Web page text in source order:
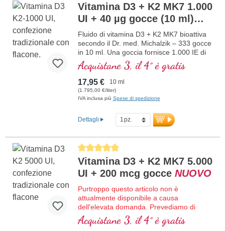
controllata attiva da 25 anni, vegetariano,
senza additivi e testato in laboratorio.
Sviluppato da medici.
maggiori informazioni su Vitamina
D3 + K2
Vitamina D3 + K2 MK7 1.000
UI + 40 µg gocce (10 ml)
NUOVO
Fluido di vitamina D3 + K2 MK7 bioattiva
secondo il Dr. med. Michalzik – 333 gocce
in 10 ml. Una goccia fornisce 1.000 IE di
vitamina D3 e 40 μg di K2 (MK7 all-trans).
Massima qualità premium da pregiata
materia prima speciale vegetariana in
combinazione ottimale con la forma K2
all-trans particolarmente bioattiva.
coltivato senza pesticidi, per una migliore
biodisponibilità. Questa combinazione
normali, contribuisce alla normale
funzione muscolare e alla normale
funzione del sistema immunitario.
Prodotto in Germania senza ingegneria
genetica, in una produzione propria
controllata attiva da 25 anni, vegetariano
senza additivi e testato in laboratorio.
Sviluppato da medici.
maggiori informazioni su vitamina D3
+ K2
Acquistane 3, il 4° è gratis
17,95 € 10 ml
(1.795,00 €/liter)
IVA inclusa più Spese di spedizione
Dettagli
Average rating of 5 out of 5 stars
Vitamina D3 + K2 MK7 5.000
UI + 200 mcg gocce NUOVO
Purtroppo questo articolo non è
attualmente disponibile a causa
dell'elevata domanda. Prevediamo di
ricevere nuova merce nella settimana
32/2026.
Acquistane 3, il 4° è gratis